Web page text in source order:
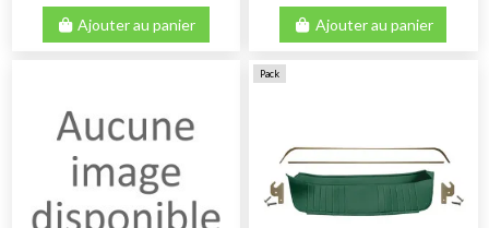
Ajouter au panier Ajouter au panier
Pack